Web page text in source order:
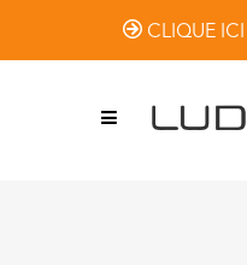
CLIQUE ICI